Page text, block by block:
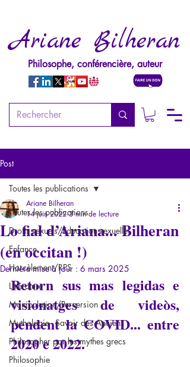
Ariane Bilheran
Philosophe, conférencière, auteur
Post
Toutes les publications
Droits sexuels/Education sexuelle
Enfance
Harcèlement/RPS
Littérature
Manipulation/Perversion
Mythologie - Savoir des Anciens
Philosopher par les mythes grecs
Philosophie
Toutes les publications
Lo fial d’Ariana... Bilheran
(en occitan !)
Ariane Bilheran
14 juin 2022 3 min de lecture
Dernière mise à jour : 6 mars 2025
Retorn sus mas legidas e
visionatges de videòs,
pendent la COVID... entre
2020 e 2022.